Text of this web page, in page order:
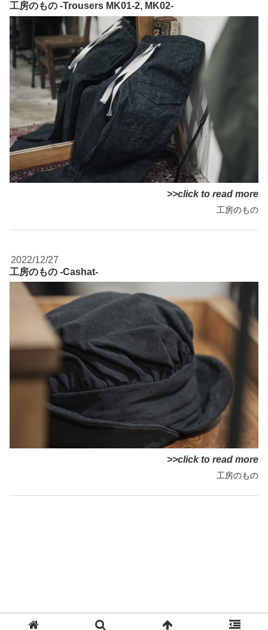
工房のもの -Trousers MK01-2, MK02-
>>click to read more
工房のもの
2022/12/27
工房のもの -Cashat-
>>click to read more
工房のもの
Copyright © 2014-2026 twelve All Rights Reserved.